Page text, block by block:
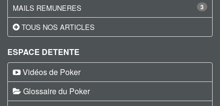
3
MAILS REMUNERES
TOUS NOS ARTICLES
ESPACE DETENTE
Vidéos de Poker
Glossaire du Poker